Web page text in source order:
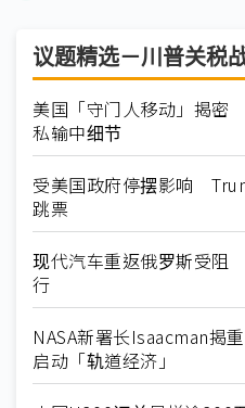
议题精选－川普关税
美国「守门人移动」揭密
私输中细节
受美国政府停摆影响
跳票
现代汽车重返俄罗斯受阻
行
NASA新署长Isaacman揭
启动「轨道经济」